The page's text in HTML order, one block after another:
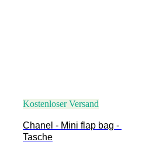
Kostenloser Versand
Chanel - Mini flap bag -
Tasche